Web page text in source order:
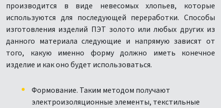
производится в виде невесомых хлопьев, которые
используются для последующей переработки. Способы
изготовления изделий ПЭТ золото или любых других из
данного материала следующие и напрямую зависят от
того, какую именно форму должно иметь конечное
изделие и как оно будет использоваться.
Формование. Таким методом получают
электроизоляционные элементы, текстильные